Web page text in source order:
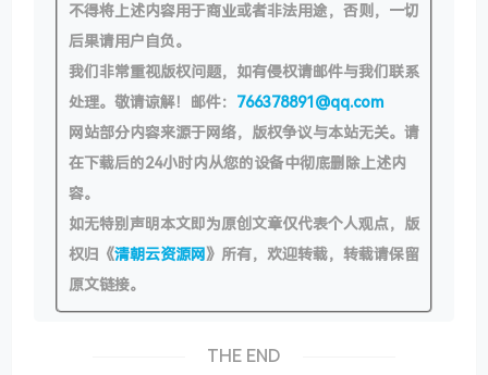
不得将上述内容用于商业或者非法用途，否则，一切
后果请用户自负。
我们非常重视版权问题，如有侵权请邮件与我们联系
处理。敬请谅解！邮件： 766378891@qq.com
网站部分内容来源于网络，版权争议与本站无关。请
在下载后的24小时内从您的设备中彻底删除上述内
容。
如无特别声明本文即为原创文章仅代表个人观点，版
权归《清朝云资源网》所有，欢迎转载，转载请保留
原文链接。
THE END